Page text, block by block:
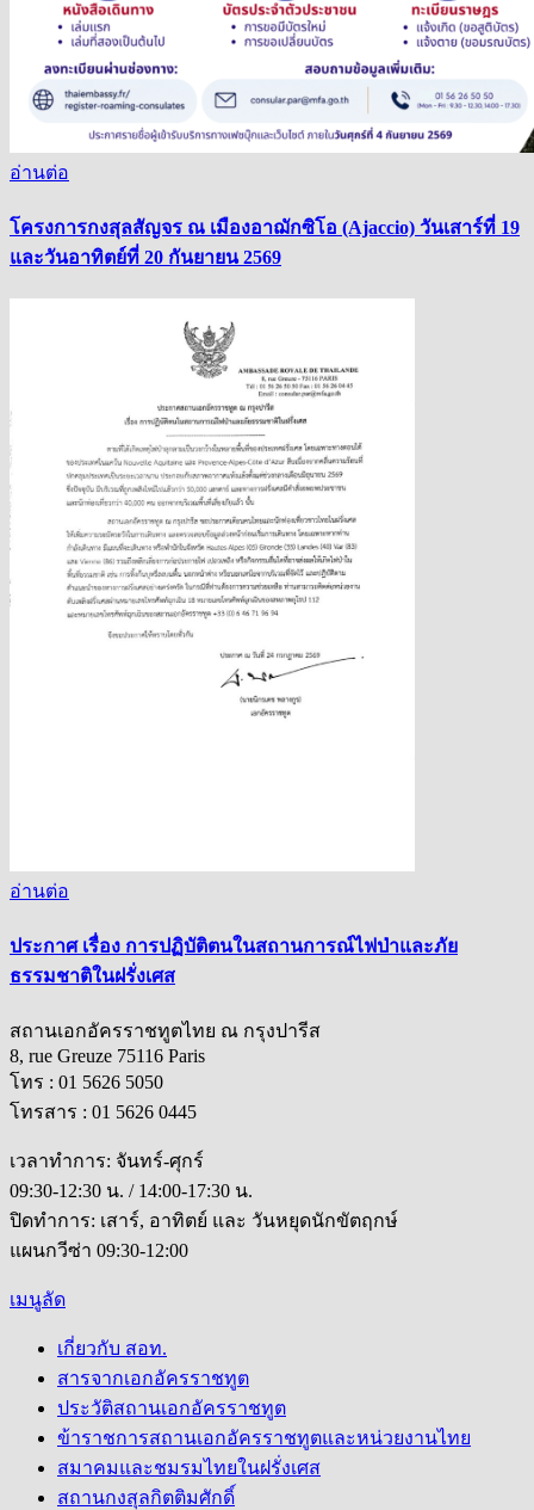
อ่านต่อ
โครงการกงสุลสัญจร ณ เมืองอาฌักซิโอ (Ajaccio) วันเสาร์ที่ 19
และวันอาทิตย์ที่ 20 กันยายน 2569
อ่านต่อ
ประกาศ เรื่อง การปฏิบัติตนในสถานการณ์ไฟป่าและภัย
ธรรมชาติในฝรั่งเศส
สถานเอกอัครราชทูตไทย ณ กรุงปารีส
8, rue Greuze 75116 Paris
โทร : 01 5626 5050
โทรสาร : 01 5626 0445
เวลาทำการ: จันทร์-ศุกร์
09:30-12:30 น. / 14:00-17:30 น.
ปิดทำการ: เสาร์, อาทิตย์ และ วันหยุดนักขัตฤกษ์
แผนกวีซ่า 09:30-12:00
เมนูลัด
เกี่ยวกับ สอท.
สารจากเอกอัครราชทูต
ประวัติสถานเอกอัครราชทูต
ข้าราชการสถานเอกอัครราชทูตและหน่วยงานไทย
สมาคมและชมรมไทยในฝรั่งเศส
สถานกงสุลกิตติมศักดิ์